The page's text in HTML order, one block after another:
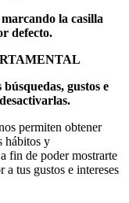
la casilla
defecto.
gustos e
permiten obtener
hábitos y
fin de poder mostrarte
tus gustos e intereses